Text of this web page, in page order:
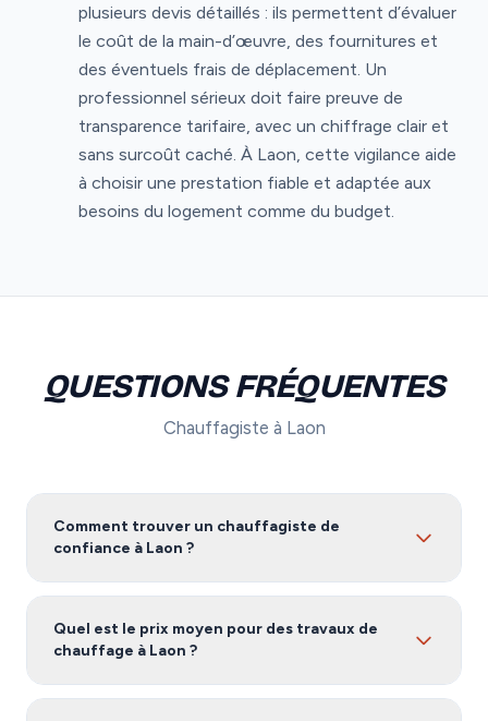
plusieurs devis détaillés : ils permettent d’évaluer
le coût de la main-d’œuvre, des fournitures et
des éventuels frais de déplacement. Un
professionnel sérieux doit faire preuve de
transparence tarifaire, avec un chiffrage clair et
sans surcoût caché. À Laon, cette vigilance aide
à choisir une prestation fiable et adaptée aux
besoins du logement comme du budget.
QUESTIONS FRÉQUENTES
Chauffagiste à Laon
Comment trouver un chauffagiste de
confiance à Laon ?
Pour trouver un chauffagiste fiable à Laon, nous vous
service vous met en relation avec des artisans certifiés
et vérifiés dans l'Aisne, gratuitement et sans
engagement.
Quel est le prix moyen pour des travaux de
chauffage à Laon ?
Les tarifs de chauffage à Laon varient selon l'ampleur